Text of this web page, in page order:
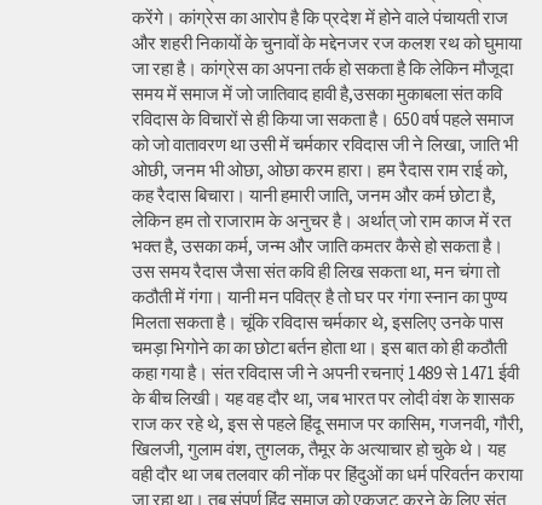
करेंगे। कांग्रेस का आरोप है कि प्रदेश में होने वाले पंचायती राज
और शहरी निकायों के चुनावों के मद्देनजर रज कलश रथ को घुमाया
जा रहा है। कांग्रेस का अपना तर्क हो सकता है कि लेकिन मौजूदा
समय में समाज में जो जातिवाद हावी है,उसका मुकाबला संत कवि
रविदास के विचारों से ही किया जा सकता है। 650 वर्ष पहले समाज
को जो वातावरण था उसी में चर्मकार रविदास जी ने लिखा, जाति भी
ओछी, जनम भी ओछा, ओछा करम हारा। हम रैदास राम राई को,
कह रैदास बिचारा। यानी हमारी जाति, जनम और कर्म छोटा है,
लेकिन हम तो राजाराम के अनुचर है। अर्थात् जो राम काज में रत
भक्त है, उसका कर्म, जन्म और जाति कमतर कैसे हो सकता है।
उस समय रैदास जैसा संत कवि ही लिख सकता था, मन चंगा तो
कठौती में गंगा। यानी मन पवित्र है तो घर पर गंगा स्नान का पुण्य
मिलता सकता है। चूंकि रविदास चर्मकार थे, इसलिए उनके पास
चमड़ा भिगोने का का छोटा बर्तन होता था। इस बात को ही कठौती
कहा गया है। संत रविदास जी ने अपनी रचनाएं 1489 से 1471 ईवी
के बीच लिखी। यह वह दौर था, जब भारत पर लोदी वंश के शासक
राज कर रहे थे, इस से पहले हिंदू समाज पर कासिम, गजनवी, गौरी,
खिलजी, गुलाम वंश, तुगलक, तैमूर के अत्याचार हो चुके थे। यह
वही दौर था जब तलवार की नोंक पर हिंदुओं का धर्म परिवर्तन कराया
जा रहा था। तब संपूर्ण हिंदू समाज को एकजुट करने के लिए संत